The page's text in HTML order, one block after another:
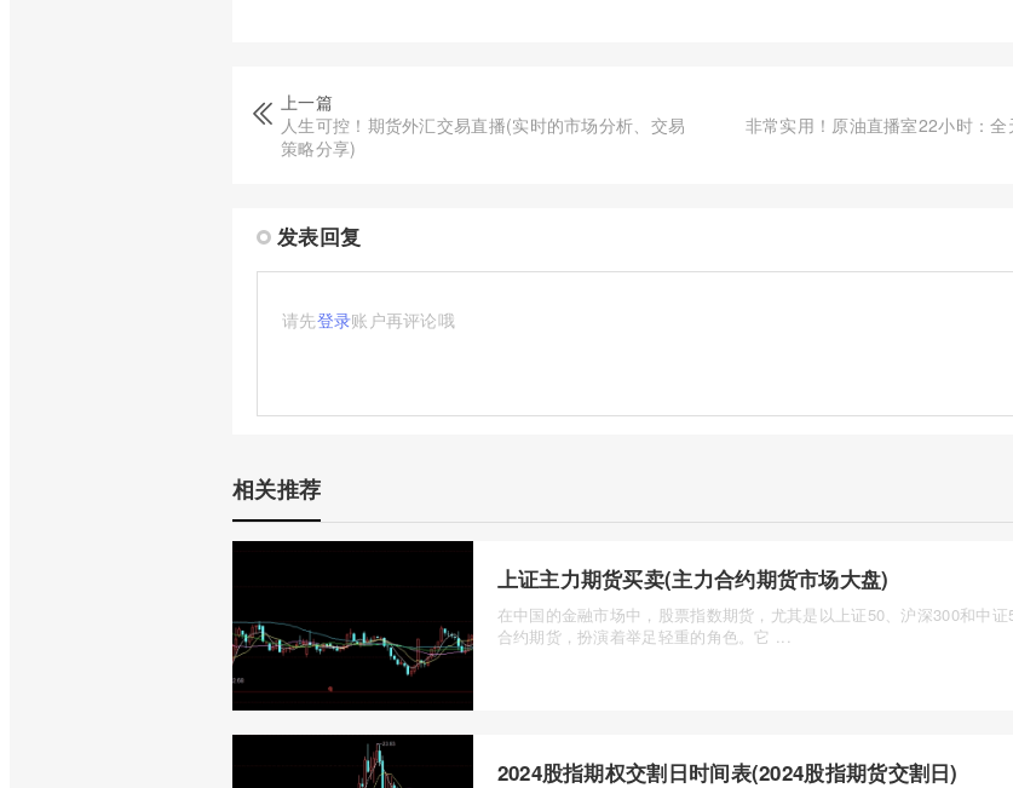
上一篇
人生可控！期货外汇交易直播(实时的市场分析、交易
策略分享)
非常实用！原油直播室22小时：
发表回复
请先登录账户再评论哦
相关推荐
上证主力期货买卖(主力合约期货市场大盘)
在中国的金融市场中，股票指数期货，尤其是以上证50、沪深300和中
合约期货，扮演着举足轻重的角色。它 ...
2024股指期权交割日时间表(2024股指期货交割日)